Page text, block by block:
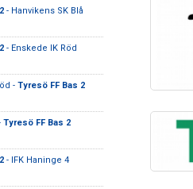
- Hanvikens SK Blå
- Enskede IK Röd
- Tyresö FF Bas 2
Tyresö FF Bas 2
- IFK Haninge 4